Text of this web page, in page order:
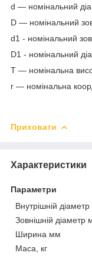
d — номінальний
D — номінальний
d1 - номінальний
D1 - номінальний
T — номінальна
r — номінальна
Приховати
Характеристики
Параметри
Внутрішній
Зовнішній діаметр
Ширина мм
Маса, кг